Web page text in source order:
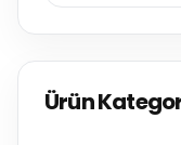
Ürün